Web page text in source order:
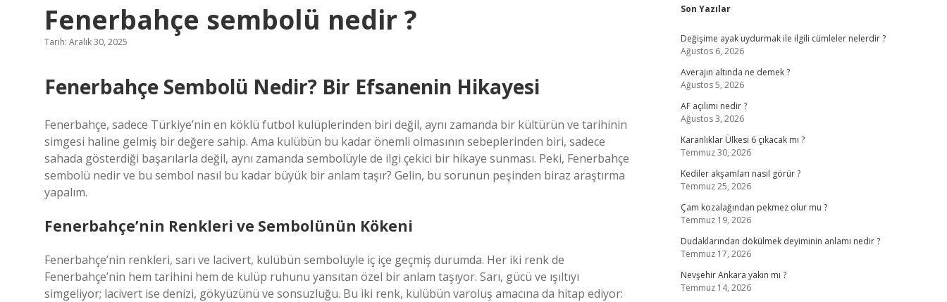
Fenerbahçe sembolü nedir ?
Tarih: Aralık 30, 2025
Fenerbahçe Sembolü Nedir? Bir Efsanenin Hikayesi
Fenerbahçe, sadece Türkiye’nin en köklü futbol kulüplerinden biri değil, aynı zamanda bir kültürün ve tarihinin
simgesi haline gelmiş bir değere sahip. Ama kulübün bu kadar önemli olmasının sebeplerinden biri, sadece
sahada gösterdiği başarılarla değil, aynı zamanda sembolüyle de ilgi çekici bir hikaye sunması. Peki, Fenerbahçe
sembolü nedir ve bu sembol nasıl bu kadar büyük bir anlam taşır? Gelin, bu sorunun peşinden biraz araştırma
yapalım.
Fenerbahçe’nin Renkleri ve Sembolünün Kökeni
Fenerbahçe’nin renkleri, sarı ve lacivert, kulübün sembolüyle iç içe geçmiş durumda. Her iki renk de
Fenerbahçe’nin hem tarihini hem de kulüp ruhunu yansıtan özel bir anlam taşıyor. Sarı, gücü ve ışıltıyı
simgeliyor; lacivert ise denizi, gökyüzünü ve sonsuzluğu. Bu iki renk, kulübün varoluş amacına da hitap ediyor:
Sidebar
Son Yazılar
Değişime ayak uydurmak ile ilgili cümleler nelerdir ?
Ağustos 6, 2026
Averajın altında ne demek ?
Ağustos 5, 2026
AF açılımı nedir ?
Ağustos 3, 2026
Karanlıklar Ülkesi 6 çıkacak mı ?
Temmuz 30, 2026
Kediler akşamları nasıl görür ?
Temmuz 25, 2026
Çam kozalağından pekmez olur mu ?
Temmuz 19, 2026
Dudaklarından dökülmek deyiminin anlamı nedir ?
Temmuz 17, 2026
Nevşehir Ankara yakın mı ?
Temmuz 14, 2026